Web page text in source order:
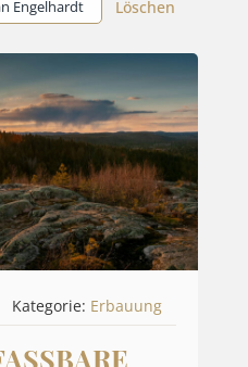
Engelhardt Löschen
Kategorie: Erbauung